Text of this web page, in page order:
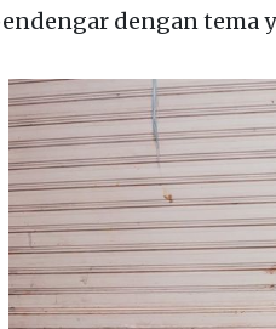
dengan tema